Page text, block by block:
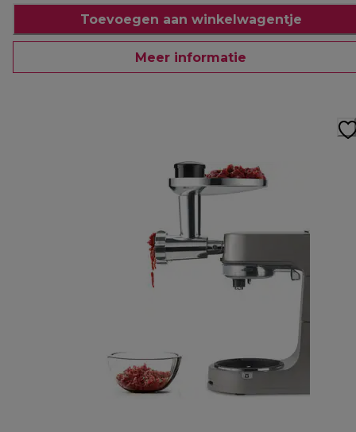
Toevoegen aan winkelwagentje
Meer informatie